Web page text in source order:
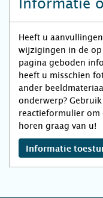
Informatie
Heeft u
wijzigingen in de op
pagina geboden
heeft u misschien
ander
onderwerp?
reactieformulier om
horen graag van u!
Informatie